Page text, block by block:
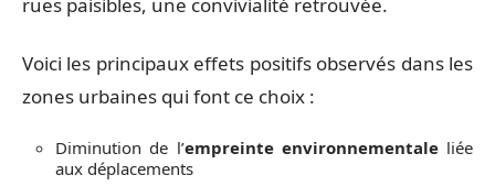
Voici les principaux effets positifs observés dans les
zones urbaines qui font ce choix :
Diminution de l’empreinte environnementaleliée
aux déplacements